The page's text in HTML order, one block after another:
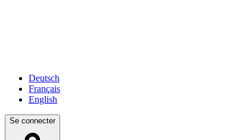
Deutsch
Français
English
Se connecter